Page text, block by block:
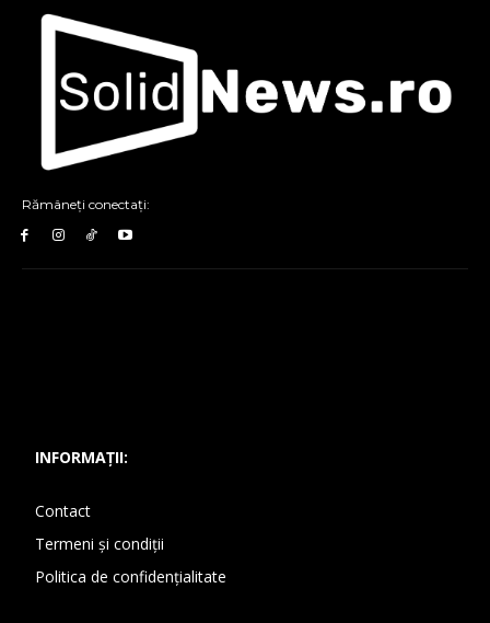
Rămâneți conectați:
INFORMAȚII:
Contact
Termeni și condiții
Politica de confidențialitate